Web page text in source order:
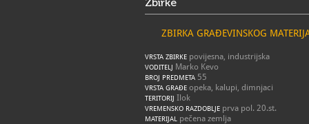
ZBIRKA GRAĐEVINSKOG
VRSTA ZBIRKE povijesna, industrijska
VODITELJ Marko Kevo
BROJ PREDMETA 55
VRSTA GRAĐE opeka, kalupi, dimnjaci
TERITORIJ Ilok
VREMENSKO RAZDOBLJE prva pol. 20.st.
MATERIJAL pečena zemlja